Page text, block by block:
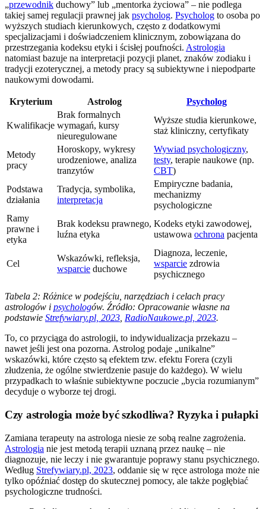
„przewodnik duchowy” lub „mentorka życiowa” – nie podlega
takiej samej regulacji prawnej jak psycholog. Psycholog to osoba po
wyższych studiach kierunkowych, często z dodatkowymi
specjalizacjami i doświadczeniem klinicznym, zobowiązana do
przestrzegania kodeksu etyki i ścisłej poufności. Astrologia
natomiast bazuje na interpretacji pozycji planet, znaków zodiaku i
tradycji ezoterycznej, a metody pracy są subiektywne i niepodparte
naukowymi dowodami.
Kryterium Astrolog Psycholog
Kwalifikacje
Brak formalnych
wymagań, kursy
nieuregulowane
Wyższe studia kierunkowe,
staż kliniczny, certyfikaty
Metody
pracy
Horoskopy, wykresy
urodzeniowe, analiza
tranzytów
Wywiad psychologiczny,
testy, terapie naukowe (np.
CBT)
Podstawa
działania
Tradycja, symbolika,
interpretacja
Empiryczne badania,
mechanizmy
psychologiczne
Ramy
prawne i
etyka
Brak kodeksu prawnego,
luźna etyka
Kodeks etyki zawodowej,
ustawowa ochrona pacjenta
Cel
Wskazówki, refleksja,
wsparcie duchowe
Diagnoza, leczenie,
wsparcie zdrowia
psychicznego
Tabela 2: Różnice w podejściu, narzędziach i celach pracy
astrologów i psychologów. Źródło: Opracowanie własne na
podstawie Strefywiary.pl, 2023 RadioNaukowe.pl, 2023.
To, co przyciąga do astrologii, to indywidualizacja przekazu –
nawet jeśli jest ona pozorna. Astrolog podaje „unikalne”
wskazówki, które często są efektem tzw. efektu Forera (czyli
złudzenia, że ogólne stwierdzenie pasuje do każdego). W wielu
przypadkach to właśnie subiektywne poczucie „bycia rozumianym”
decyduje o wyborze tej drogi.
Czy astrologia może być szkodliwa? Ryzyka i pułapki
Zamiana terapeuty na astrologa niesie ze sobą realne zagrożenia.
Astrologia nie jest metodą terapii uznaną przez naukę – nie
diagnozuje, nie leczy i nie gwarantuje poprawy stanu psychicznego.
Według Strefywiary.pl, 2023, oddanie się w ręce astrologa może nie
tylko opóźniać dostęp do skutecznej pomocy, ale także pogłębiać
psychologiczne trudności.